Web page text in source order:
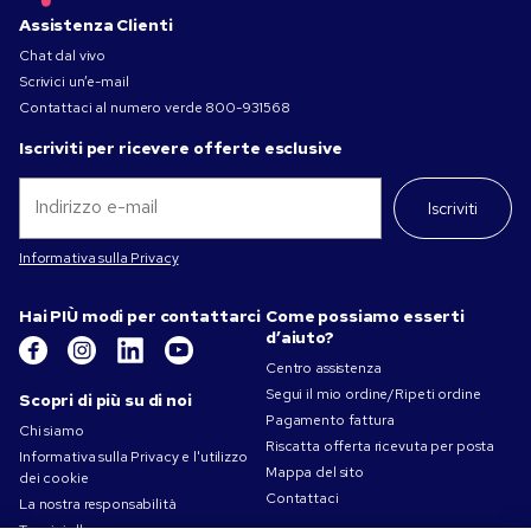
Assistenza Clienti
Chat dal vivo
Scrivici un’e-mail
Contattaci al numero verde 800-931568
Iscriviti per ricevere offerte esclusive
Iscriviti
Informativa sulla Privacy
Hai PIÙ modi per contattarci
Scopri di più su di noi
Chi siamo
Informativa sulla Privacy e l'utilizzo
dei cookie
La nostra responsabilità
Come possiamo esserti
d’aiuto?
Centro assistenza
Segui il mio ordine/Ripeti ordine
Pagamento fattura
Riscatta offerta ricevuta per posta
Mappa del sito
Contattaci